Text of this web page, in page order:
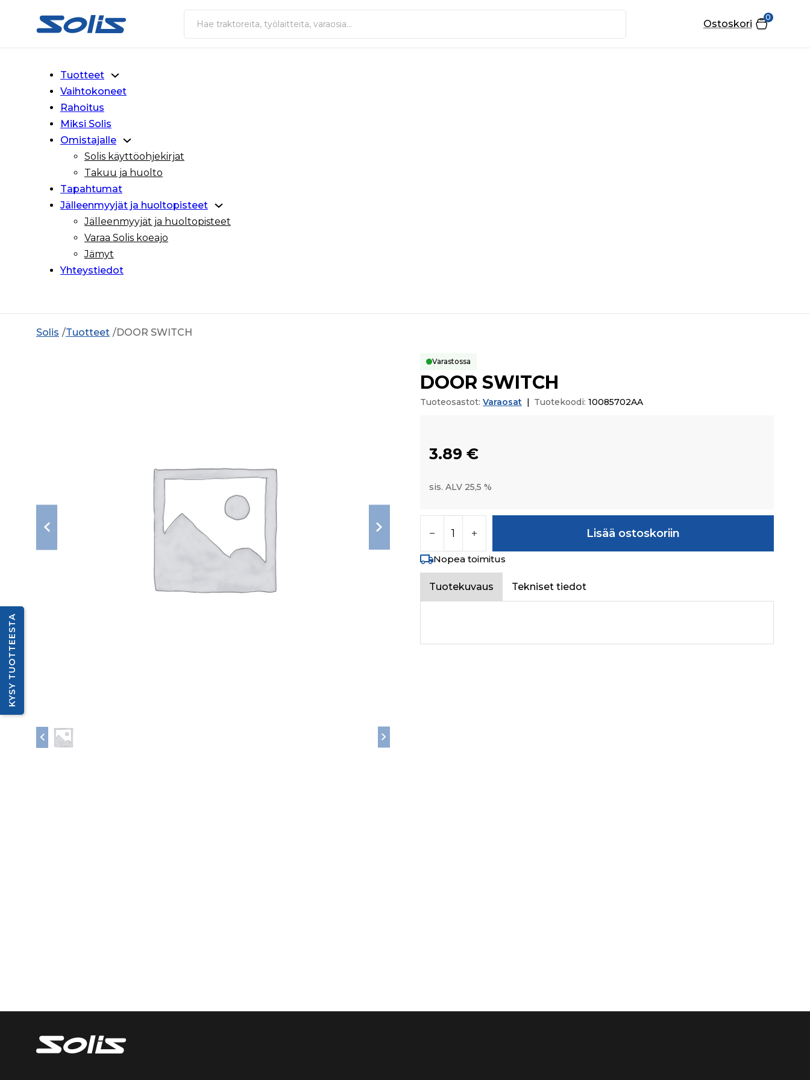
Siirry pääsisältöön
Siirry alatunnisteeseen
Haku
0
Ostoskori
Tuotteet
Vaihtokoneet
Rahoitus
Miksi Solis
Omistajalle
Solis käyttöohjekirjat
Takuu ja huolto
Tapahtumat
Jälleenmyyjät ja huoltopisteet
Jälleenmyyjät ja huoltopisteet
Varaa Solis koeajo
Jämyt
Yhteystiedot
Solis Tuotteet DOOR SWITCH
Varastossa
DOOR SWITCH
Tuoteosastot: Varaosat | Tuotekoodi: 10085702AA
3.89 €
sis. ALV 25,5 %
Lisää ostoskoriin
Nopea toimitus
Tuotekuvaus Tekniset tiedot
KYSY TUOTTEESTA